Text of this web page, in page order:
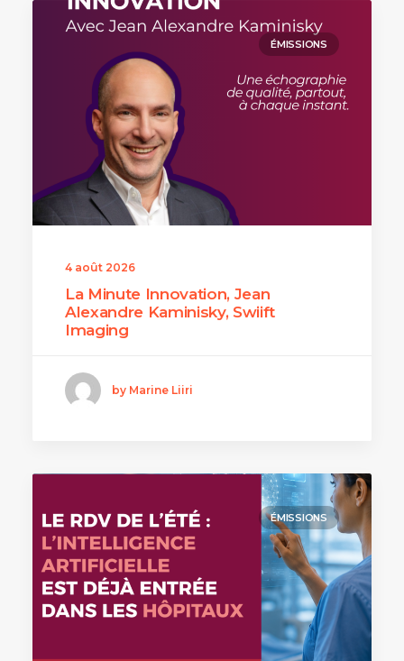
ÉMISSIONS
4 août 2026
La Minute Innovation, Jean
Alexandre Kaminisky, Swiift
Imaging
by Marine Liiri
ÉMISSIONS